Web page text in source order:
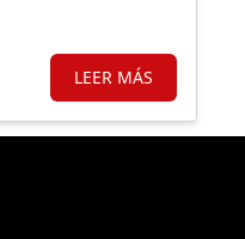
LEER MÁS